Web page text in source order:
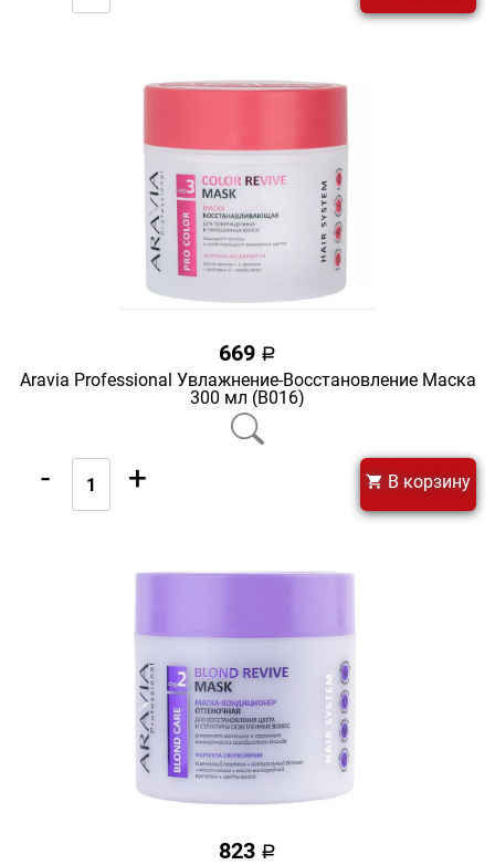
669 a
Aravia Professional Увлажнение-Восстановление Маска
300 мл (В016)
- + В корзину
823 a